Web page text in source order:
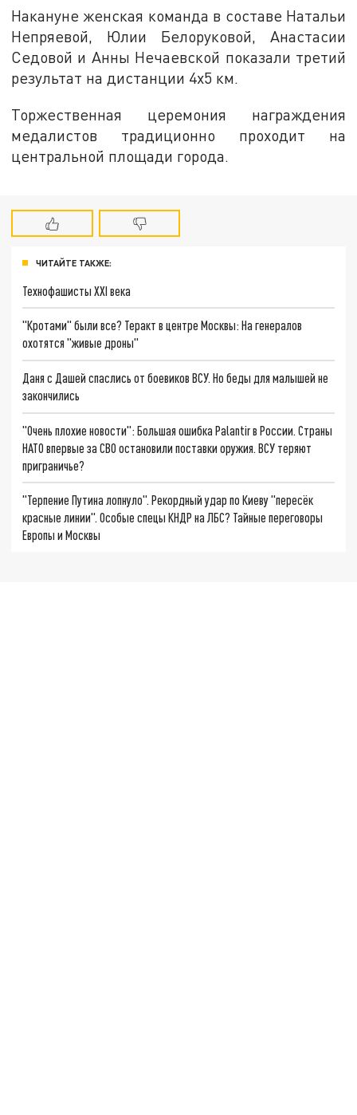
Накануне женская команда в составе Натальи
Непряевой, Юлии Белоруковой, Анастасии
Седовой и Анны Нечаевской показали третий
результат на дистанции 4х5 км.
Торжественная церемония награждения
медалистов традиционно проходит на
центральной площади города.
ЧИТАЙТЕ ТАКЖЕ:
Технофашисты XXI века
"Кротами" были все? Теракт в центре Москвы: На генералов
охотятся "живые дроны"
Даня с Дашей спаслись от боевиков ВСУ. Но беды для малышей не
закончились
"Очень плохие новости": Большая ошибка Palantir в России. Страны
НАТО впервые за СВО остановили поставки оружия. ВСУ теряют
приграничье?
"Терпение Путина лопнуло". Рекордный удар по Киеву "пересёк
красные линии". Особые спецы КНДР на ЛБС? Тайные переговоры
Европы и Москвы